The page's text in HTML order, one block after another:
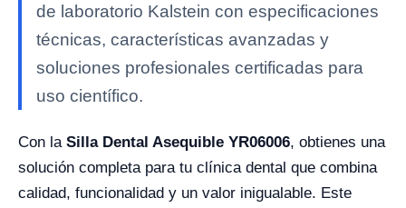
de laboratorio Kalstein con especificaciones
técnicas, características avanzadas y
soluciones profesionales certificadas para
uso científico.
Con la Silla Dental Asequible YR06006, obtienes una
solución completa para tu clínica dental que combina
calidad, funcionalidad y un valor inigualable. Este